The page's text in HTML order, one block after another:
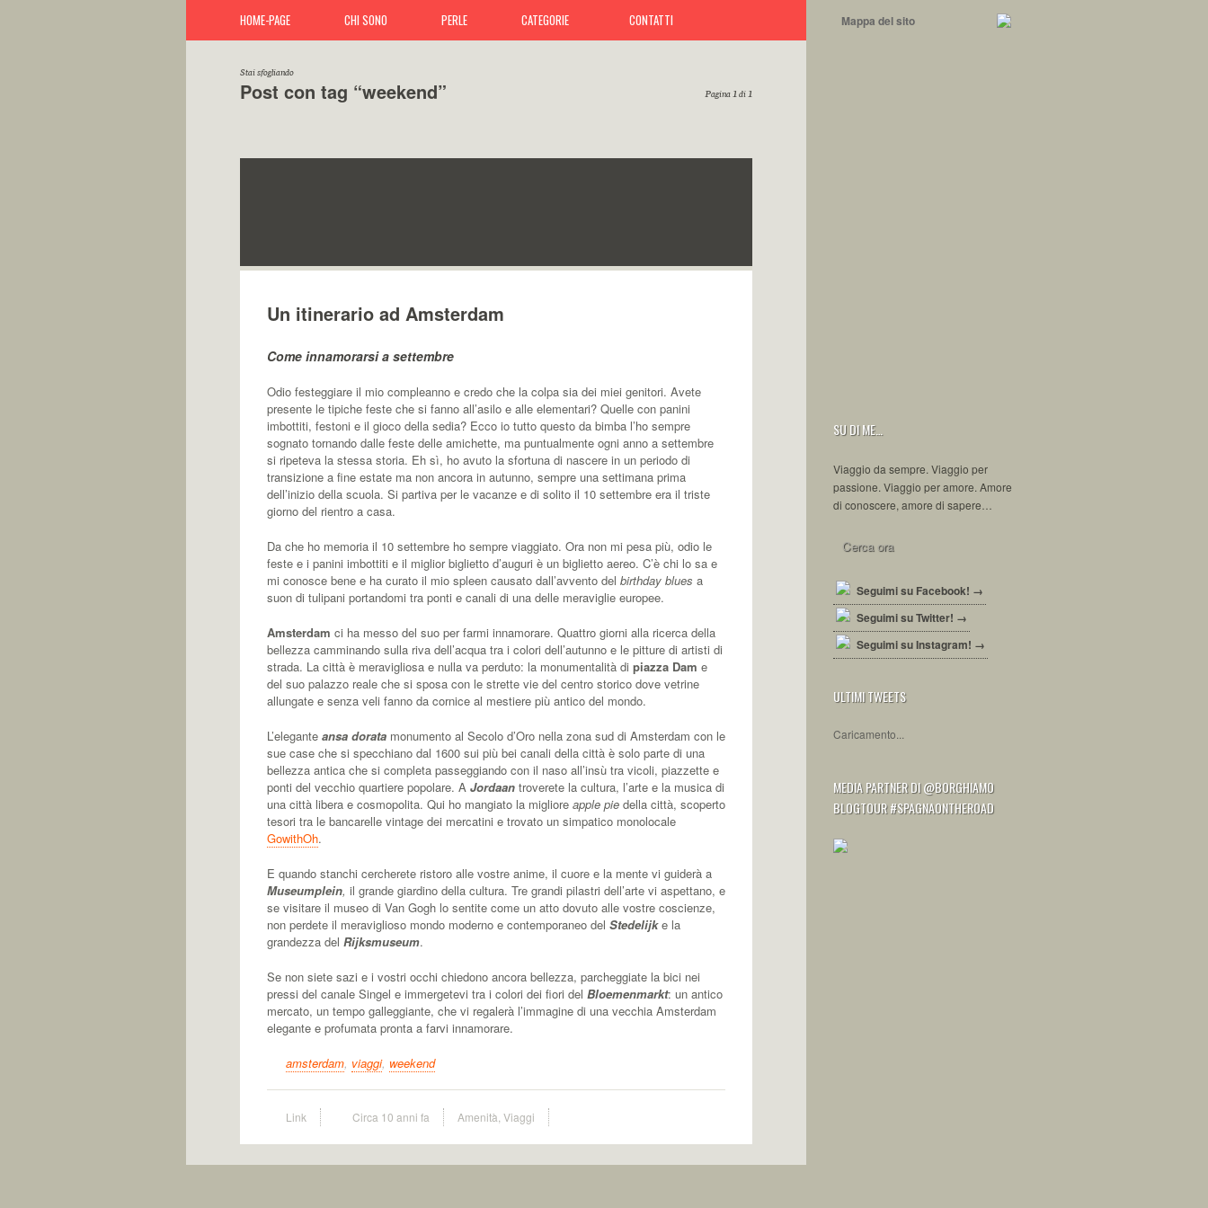
HOME-PAGE CHI SONO PERLE CATEGORIE CONTATTI
Stai sfogliando
Post con tag “weekend” Pagina 1 di 1
Un itinerario ad Amsterdam
Come innamorarsi a settembre
Odio festeggiare il mio compleanno e credo che la colpa sia dei miei genitori. Avete
presente le tipiche feste che si fanno all’asilo e alle elementari? Quelle con panini
imbottiti, festoni e il gioco della sedia? Ecco io tutto questo da bimba l’ho sempre
sognato tornando dalle feste delle amichette, ma puntualmente ogni anno a settembre
si ripeteva la stessa storia. Eh sì, ho avuto la sfortuna di nascere in un periodo di
transizione a fine estate ma non ancora in autunno, sempre una settimana prima
dell’inizio della scuola. Si partiva per le vacanze e di solito il 10 settembre era il triste
giorno del rientro a casa.
Da che ho memoria il 10 settembre ho sempre viaggiato. Ora non mi pesa più, odio le
feste e i panini imbottiti e il miglior biglietto d’auguri è un biglietto aereo. C’è chi lo sa e
mi conosce bene e ha curato il mio spleen causato dall’avvento del birthday blues a
suon di tulipani portandomi tra ponti e canali di una delle meraviglie europee.
Amsterdam ci ha messo del suo per farmi innamorare. Quattro giorni alla ricerca della
bellezza camminando sulla riva dell’acqua tra i colori dell’autunno e le pitture di artisti di
strada. La città è meravigliosa e nulla va perduto: la monumentalità di piazza Dam e
del suo palazzo reale che si sposa con le strette vie del centro storico dove vetrine
allungate e senza veli fanno da cornice al mestiere più antico del mondo.
L’elegante ansa dorata monumento al Secolo d’Oro nella zona sud di Amsterdam con le
sue case che si specchiano dal 1600 sui più bei canali della città è solo parte di una
bellezza antica che si completa passeggiando con il naso all’insù tra vicoli, piazzette e
ponti del vecchio quartiere popolare. A Jordaan troverete la cultura, l’arte e la musica di
una città libera e cosmopolita. Qui ho mangiato la migliore apple pie della città, scoperto
tesori tra le bancarelle vintage dei mercatini e trovato un simpatico monolocale
GowithOh.
E quando stanchi cercherete ristoro alle vostre anime, il cuore e la mente vi guiderà a
Museumplein, il grande giardino della cultura. Tre grandi pilastri dell’arte vi aspettano, e
se visitare il museo di Van Gogh lo sentite come un atto dovuto alle vostre coscienze,
non perdete il meraviglioso mondo moderno e contemporaneo del Stedelijke la
grandezza del Rijksmuseum.
Se non siete sazi e i vostri occhi chiedono ancora bellezza, parcheggiate la bici nei
pressi del canale Singel e immergetevi tra i colori dei fiori del Bloemenmarkt: un antico
mercato, un tempo galleggiante, che vi regalerà l’immagine di una vecchia Amsterdam
elegante e profumata pronta a farvi innamorare.
amsterdam, viaggi, weekend
Link Circa 10 anni fa Amenità Viaggi
Mappa del sito
SU DI ME…
Viaggio da sempre. Viaggio per
passione. Viaggio per amore. Amore
di conoscere, amore di sapere…
Seguimi su Facebook! →
Seguimi su Twitter! →
Seguimi su Instagram! →
ULTIMI TWEETS
Caricamento...
MEDIA PARTNER DI @BORGHIAMO
BLOGTOUR #SPAGNAONTHEROAD